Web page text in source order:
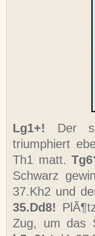
Lg1+! Der
triumphiert
Th1 matt.
Schwarz
37.Kh2 und
35.Dd8!
Zug, um das